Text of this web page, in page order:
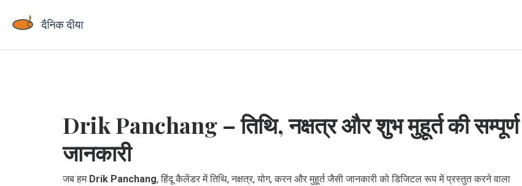
Drik Panchang – तिथि, नक्षत्र और शुभ मुहूर्त की सम्पूर्ण
जानकारी
जब हम Drik Panchang,हिंदू कैलेंडर में तिथि, नक्षत्र, योग, करन और मुहूर्त जैसी जानकारी को डिजिटल रूप में प्रस्तुत करने वाला